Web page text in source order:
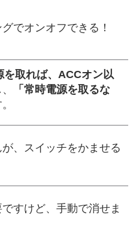
でオンオフできる！
を取れば、ACCオン以
「常時電源を取るな
、スイッチをかませる
すけど、手動で消せま